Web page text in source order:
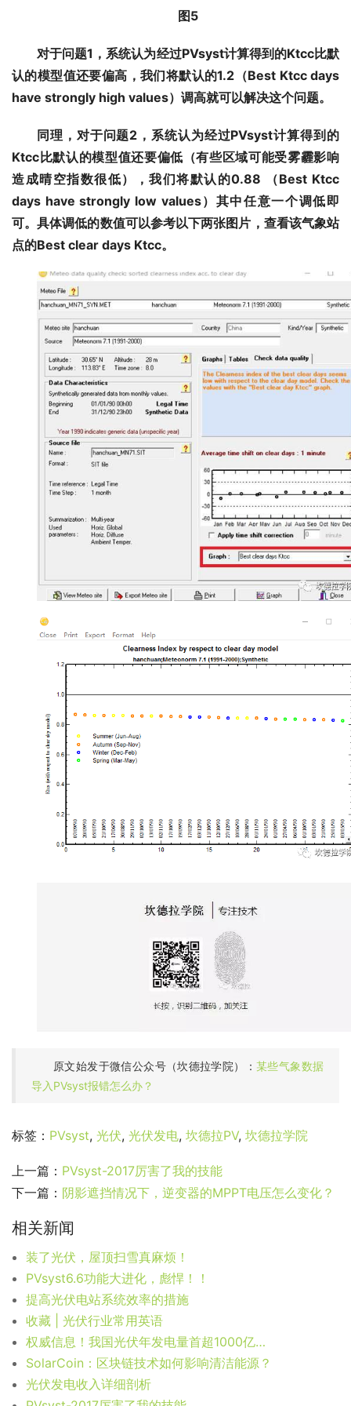
图5
对于问题1，系统认为经过PVsyst计算得到的Ktcc比默
认的模型值还要偏高，我们将默认的1.2（Best Ktcc days
have strongly high values）调高就可以解决这个问题。
同理，对于问题2，系统认为经过PVsyst计算得到的
Ktcc比默认的模型值还要偏低（有些区域可能受雾霾影响
造成晴空指数很低），我们将默认的0.88 （Best Ktcc
days have strongly low values）其中任意一个调低即
可。具体调低的数值可以参考以下两张图片，查看该气象站
点的Best clear days Ktcc。
原文始发于微信公众号（坎德拉学院）：某些气象数据
导入PVsyst报错怎么办？
标签： PVsyst, 光伏, 光伏发电, 坎德拉PV, 坎德拉学院
上一篇： PVsyst-2017厉害了我的技能
下一篇： 阴影遮挡情况下，逆变器的MPPT电压怎么变化？
相关新闻
装了光伏，屋顶扫雪真麻烦！
PVsyst6.6功能大进化，彪悍！！
提高光伏电站系统效率的措施
收藏 | 光伏行业常用英语
权威信息！我国光伏年发电量首超1000亿千瓦时
SolarCoin：区块链技术如何影响清洁能源？
光伏发电收入详细剖析